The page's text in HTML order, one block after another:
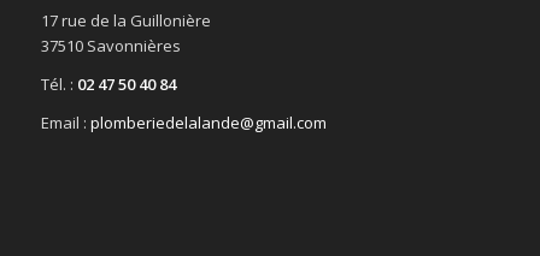
17 rue de la Guillonière
37510 Savonnières
Tél. : 02 47 50 40 84
Email : plomberiedelalande@gmail.com